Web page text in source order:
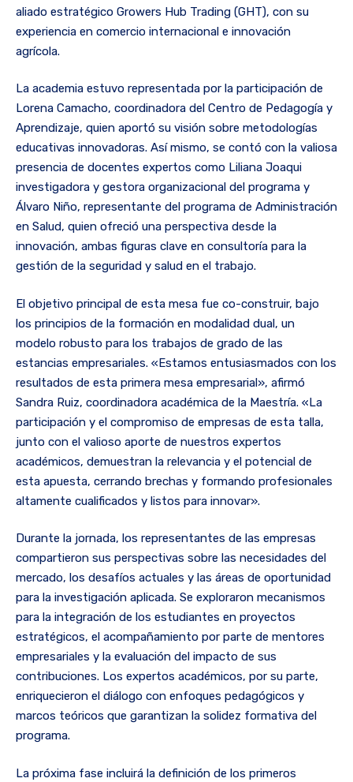
aliado estratégico Growers Hub Trading (GHT), con su
experiencia en comercio internacional e innovación
agrícola.
La academia estuvo representada por la participación de
Lorena Camacho, coordinadora del Centro de Pedagogía y
Aprendizaje, quien aportó su visión sobre metodologías
educativas innovadoras. Así mismo, se contó con la valiosa
presencia de docentes expertos como Liliana Joaqui
investigadora y gestora organizacional del programa y
Álvaro Niño, representante del programa de Administración
en Salud, quien ofreció una perspectiva desde la
innovación, ambas figuras clave en consultoría para la
gestión de la seguridad y salud en el trabajo.
El objetivo principal de esta mesa fue co-construir, bajo
los principios de la formación en modalidad dual, un
modelo robusto para los trabajos de grado de las
estancias empresariales. «Estamos entusiasmados con los
resultados de esta primera mesa empresarial», afirmó
Sandra Ruiz, coordinadora académica de la Maestría. «La
participación y el compromiso de empresas de esta talla,
junto con el valioso aporte de nuestros expertos
académicos, demuestran la relevancia y el potencial de
esta apuesta, cerrando brechas y formando profesionales
altamente cualificados y listos para innovar».
Durante la jornada, los representantes de las empresas
compartieron sus perspectivas sobre las necesidades del
mercado, los desafíos actuales y las áreas de oportunidad
para la investigación aplicada. Se exploraron mecanismos
para la integración de los estudiantes en proyectos
estratégicos, el acompañamiento por parte de mentores
empresariales y la evaluación del impacto de sus
contribuciones. Los expertos académicos, por su parte,
enriquecieron el diálogo con enfoques pedagógicos y
marcos teóricos que garantizan la solidez formativa del
programa.
La próxima fase incluirá la definición de los primeros